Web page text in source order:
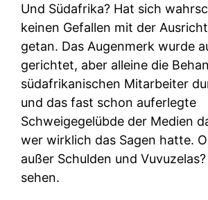
Und Südafrika? Hat sich
keinen Gefallen mit der
getan. Das Augenmerk wurde
gerichtet, aber alleine die
südafrikanischen Mitarbeiter
und das fast schon auferlegte
Schweigegelübde der Medien
wer wirklich das Sagen hatte.
außer Schulden und
sehen.